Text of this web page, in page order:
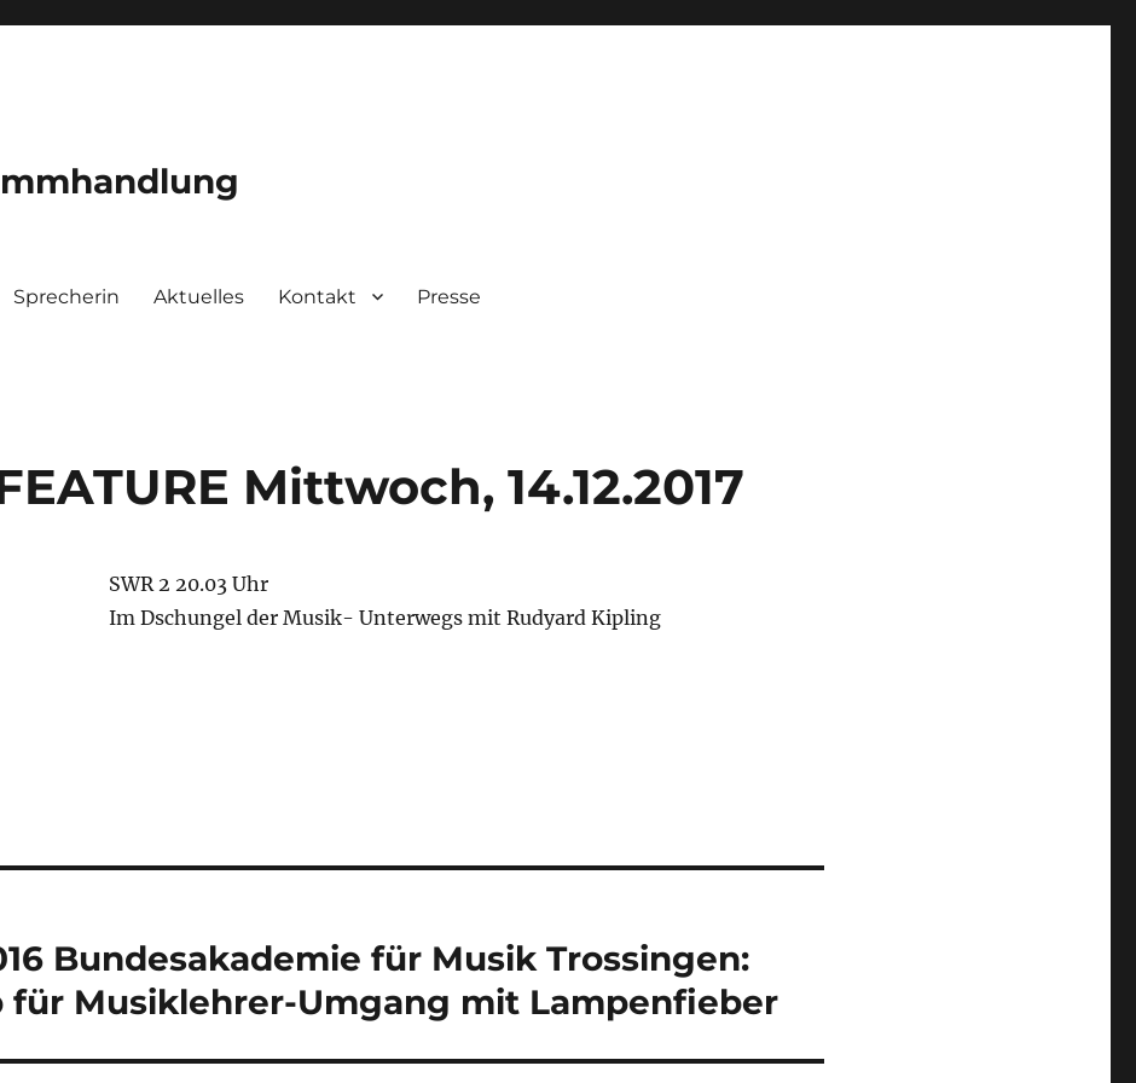
Sprecherin Aktuelles Kontakt Presse
Mittwoch, 14.12.2017
SWR 2 20.03 Uhr
Im Dschungel der Musik- Unterwegs mit Rudyard Kipling
Bundesakademie für Musik Trossingen:
für Musiklehrer-Umgang mit Lampenfieber